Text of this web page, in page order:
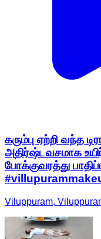
கரும்பு ஏற்றி வந்த
அதிர்ஷ்டவசமாக
போக்குவரத்து
Viluppuram,